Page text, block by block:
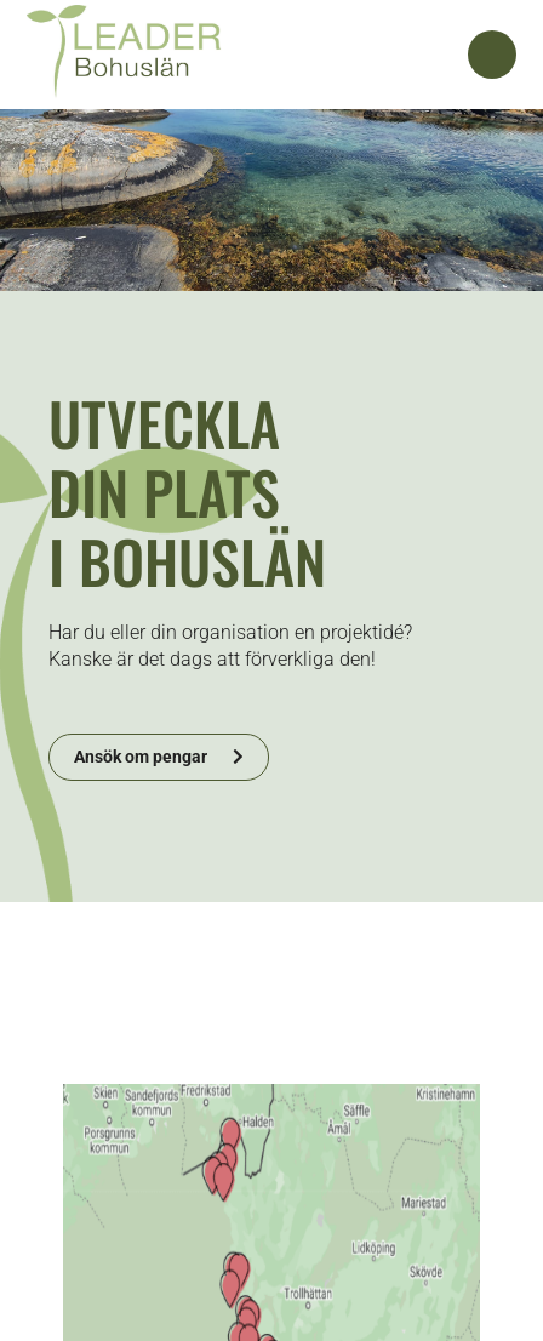
UTVECKLA
DIN PLATS
I BOHUSLÄN
Har du eller din organisation en projektidé?
Kanske är det dags att förverkliga den!
Ansök om pengar